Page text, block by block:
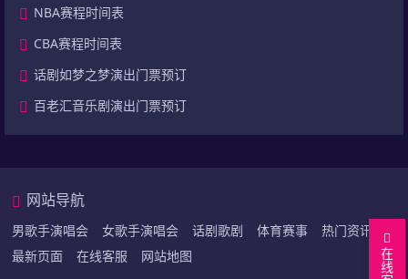
NBA赛程时间表
CBA赛程时间表
话剧如梦之梦演出门票预订
百老汇音乐剧演出门票预订
网站导航
男歌手演唱会 女歌手演唱会 话剧歌剧 体育赛事
热门资讯
最新页面
在线客服 网站地图 在
线